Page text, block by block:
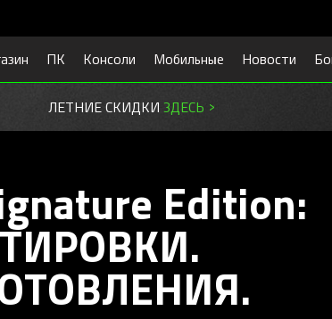
ПК Консоли Мобильные Новости
ЛЕТНИЕ СКИДКИ ЗДЕСЬ >
Edition: